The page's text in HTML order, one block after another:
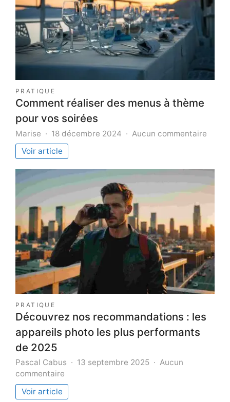
PRATIQUE
Comment réaliser des menus à thème
pour vos soirées
Marise 18 décembre 2024 Aucun commentaire
vos
Voir article
PRATIQUE
Découvrez nos recommandations : les
appareils photo les plus performants
de 2025
Pascal Cabus 13 septembre 2025
Aucun
commentaire
Découvrez
nos
Voir article